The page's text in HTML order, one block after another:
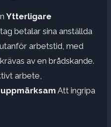
Ytterligare
betalar sina anställda
arbetstid, med
av en brådskande.
arbete,
Att ingripa